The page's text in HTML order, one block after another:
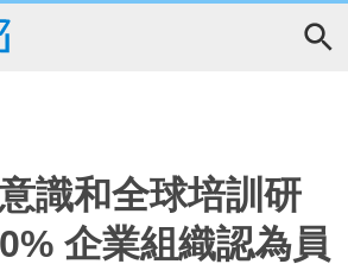
識和全球培訓研
企業組織認為員